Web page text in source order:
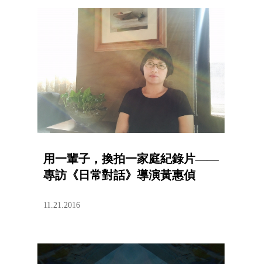
用一輩子，換拍一家庭紀錄片——
專訪《日常對話》導演黃惠偵
11.21.2016